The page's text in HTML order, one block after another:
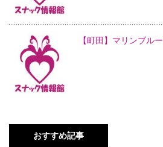
【町田】マリンブルー
おすすめ記事